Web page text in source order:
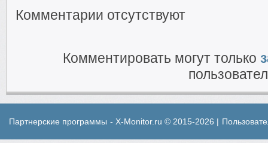
Комментарии отсутствуют
Комментировать могут только
Партнерские программы - X-Monitor.ru © 2015-2026 |